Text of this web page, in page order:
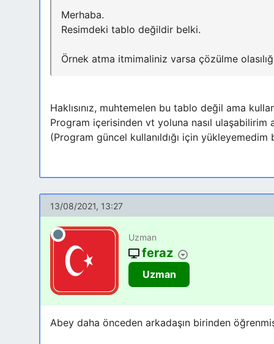
Merhaba.
Resimdeki tablo değildir belki.
Örnek atma itmimaliniz varsa çözülme
Haklısınız, muhtemelen bu tablo değil ama
Program içerisinden vt yoluna nasıl ulaşabilirim
(Program güncel kullanıldığı için yükleyemedim
13/08/2021, 13:27
Uzman
feraz
Uzman
Abey daha önceden arkadaşın birinden